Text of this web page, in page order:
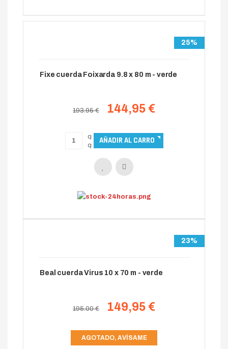
25%
Fixe cuerda Foixarda 9.8 x 80 m - verde
193.95 € 144,95 €
23%
Beal cuerda Virus 10 x 70 m - verde
195.00 € 149,95 €
AGOTADO, AVÍSAME